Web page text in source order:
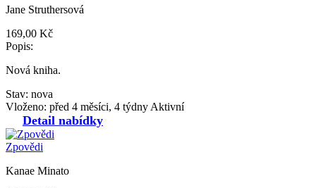
Jane Struthersová
169,00 Kč
Popis:
Nová kniha.
Stav: nova
Vloženo: před 4 měsíci, 4 týdny Aktivní
Detail nabídky
Zpovědi
Kanae Minato